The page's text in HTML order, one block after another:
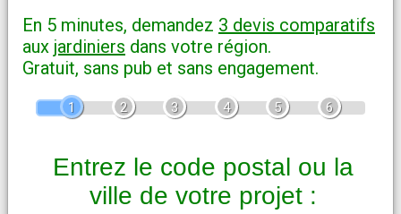
En 5 minutes, demandez 3 devis comparatifs
aux jardiniers dans votre région.
Gratuit, sans pub et sans engagement.
1 2 3 4 5 6
Entrez le code postal ou la
ville de votre projet :